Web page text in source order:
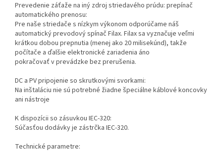
Prevedenie záťaže na iný zdroj striedavého prúdu: prepínač
automatického prenosu:
Pre naše striedače s nízkym výkonom odporúčame náš
automatický prevodový spínač Filax. Filax sa vyznačuje veľmi
krátkou dobou prepnutia (menej ako 20 milisekúnd), takže
počítače a ďalšie elektronické zariadenia áno
pokračovať v prevádzke bez prerušenia.
DC a PV pripojenie so skrutkovými svorkami:
Na inštaláciu nie sú potrebné žiadne špeciálne káblové koncovky
ani nástroje
K dispozícii so zásuvkou IEC-320:
Súčasťou dodávky je zástrčka IEC-320.
Technické parametre: